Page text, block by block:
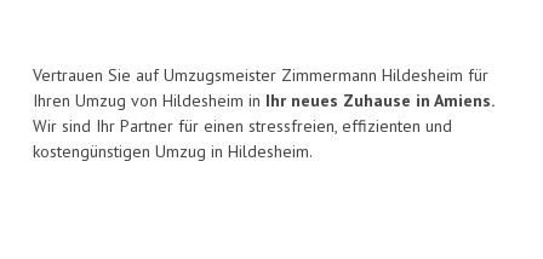
Vertrauen Sie auf Umzugsmeister Zimmermann Hildesheim für
Ihren Umzug von Hildesheim in Ihr neues Zuhause in Amiens.
Wir sind Ihr Partner für einen stressfreien, effizienten und
kostengünstigen Umzug in Hildesheim.